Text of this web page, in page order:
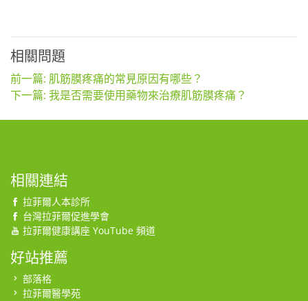
相關問題
前一篇: 肌筋膜疼痛的常見原因有哪些？
下一篇: 我是否需要使用藥物來治療肌筋膜疼痛？
相關連結
拉菲爾人本診所
台灣拉菲爾促進學會
拉菲爾健康講座 YouTube 頻道
好站推薦
部落格
拉菲爾醫學苑